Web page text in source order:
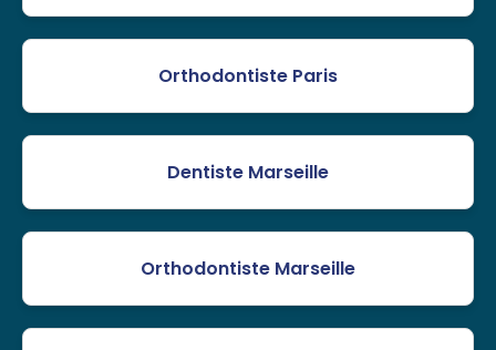
Orthodontiste Paris
Dentiste Marseille
Orthodontiste Marseille